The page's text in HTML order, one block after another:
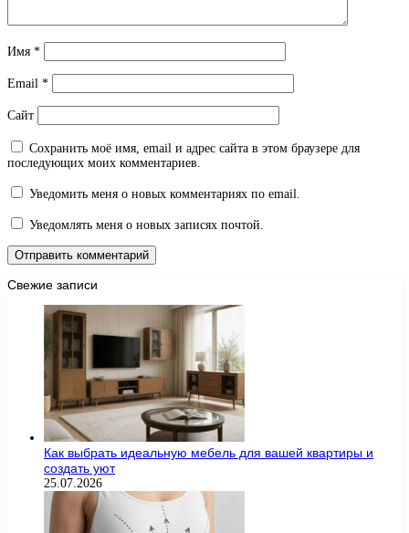
Имя *
Email *
Сайт
Сохранить моё имя, email и адрес сайта в этом браузере для
последующих моих комментариев.
Уведомить меня о новых комментариях по email.
Уведомлять меня о новых записях почтой.
Свежие записи
Как выбрать идеальную мебель для вашей квартиры и
создать уют
25.07.2026